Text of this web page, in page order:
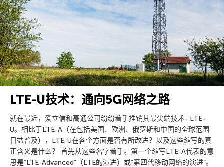
LTE-U技术：通向5G网络之路
就在最近，爱立信和高通公司纷纷着手推销其最尖端技术- LTE-
U。相比于LTE-A（在包括美国、欧洲、俄罗斯和中国的全球范围
日益普及），LTE-U在各个方面是否有所改进？以及这些缩写的真
正含义是什么？ 首先从这些名字着手。第一个缩写LTE-A代表的意
思是”LTE-Advanced”（LTE的演进）或”第四代移动网络的演进”。